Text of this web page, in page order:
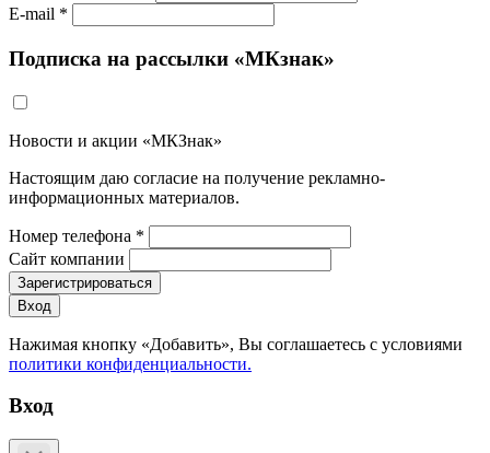
E-mail *
Подписка на рассылки «МКзнак»
Новости и акции «МКЗнак»
Настоящим даю согласие на получение рекламно-
информационных материалов.
Номер телефона *
Сайт компании
Зарегистрироваться
Вход
Нажимая кнопку «Добавить», Вы соглашаетесь c условиями
политики конфиденциальности.
Вход